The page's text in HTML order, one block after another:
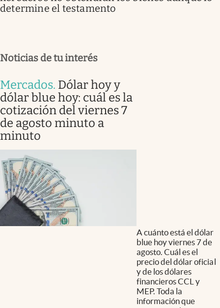
determine el testamento
Noticias de tu interés
Mercados. Dólar hoy y
dólar blue hoy: cuál es la
cotización del viernes 7
de agosto minuto a
minuto
A cuánto está el dólar
blue hoy viernes 7 de
agosto. Cuál es el
precio del dólar oficial
y de los dólares
financieros CCL y
MEP. Toda la
información que